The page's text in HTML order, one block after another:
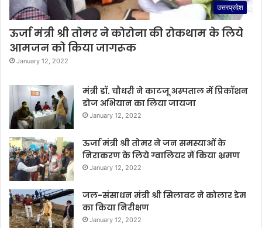
उत्तरप्रदेश
ऊर्जा मंत्री श्री तोमर ने कोरोना की रोकथाम के लिये
आमजन को किया जागरूक
January 12, 2022
मंत्री डॉ. चौधरी ने काटजू अस्पताल में प्रिकॉशन
डोज अभियान का लिया जायजा
January 12, 2022
ऊर्जा मंत्री श्री तोमर ने जन समस्याओं के
निराकरण के लिये ग्वालियर में किया भ्रमण
January 12, 2022
जल-संसाधन मंत्री श्री सिलावट ने कोलार डेम
का किया निरीक्षण
January 12, 2022